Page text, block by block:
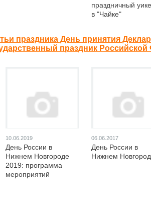
праздничный
в "Чайке"
праздника День принятия
праздник
10.06.2019
День России в
Нижнем Новгороде
2019: программа
мероприятий
06.06.2017
День России в
Нижнем